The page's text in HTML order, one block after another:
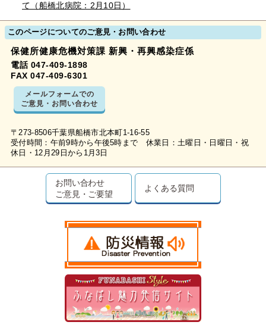
て（船橋北病院：2月10日）
このページについてのご意見・お問い合わせ
保健所健康危機対策課 新興・再興感染症係
電話 047-409-1898
FAX 047-409-6301
メールフォームでの
ご意見・お問い合わせ
〒273-8506千葉県船橋市北本町1-16-55
受付時間：午前9時から午後5時まで 休業日：土曜日・日曜日・祝
休日・12月29日から1月3日
お問い合わせ
ご意見・ご要望
よくある質問